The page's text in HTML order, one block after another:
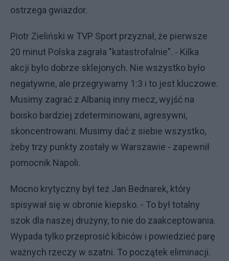
ostrzega gwiazdor.
Piotr Zieliński w TVP Sport przyznał, że pierwsze
20 minut Polska zagrała "katastrofalnie". - Kilka
akcji było dobrze sklejonych. Nie wszystko było
negatywne, ale przegrywamy 1:3 i to jest kluczowe.
Musimy zagrać z Albanią inny mecz, wyjść na
boisko bardziej zdeterminowani, agresywni,
skoncentrowani. Musimy dać z siebie wszystko,
żeby trzy punkty zostały w Warszawie - zapewnił
pomocnik Napoli.
Mocno krytyczny był też Jan Bednarek, który
spisywał się w obronie kiepsko. - To był totalny
szok dla naszej drużyny, to nie do zaakceptowania.
Wypada tylko przeprosić kibiców i powiedzieć parę
ważnych rzeczy w szatni. To początek eliminacji.